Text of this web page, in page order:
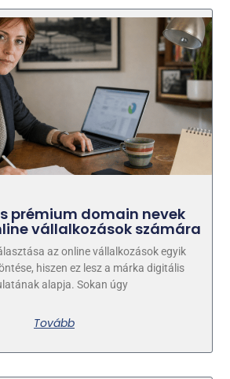
prémium domain nevek
vállalkozások számára
az online vállalkozások egyik
hiszen ez lesz a márka digitális
alapja. Sokan úgy
Tovább